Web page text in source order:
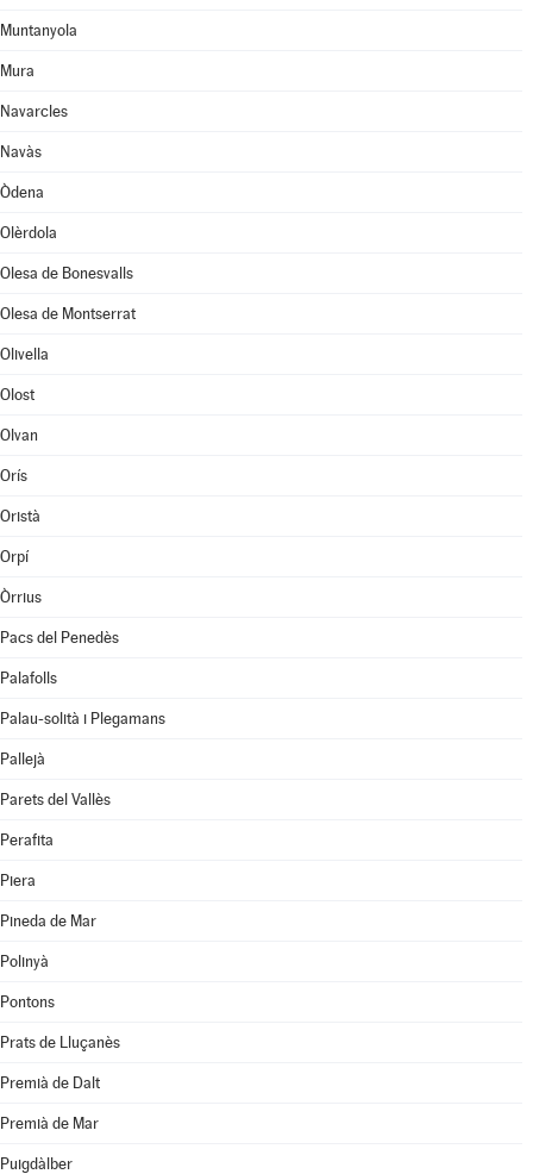
Muntanyola
Mura
Navarcles
Navàs
Òdena
Olèrdola
Olesa de Bonesvalls
Olesa de Montserrat
Olivella
Olost
Olvan
Orís
Oristà
Orpí
Òrrius
Pacs del Penedès
Palafolls
Palau-solità i Plegamans
Pallejà
Parets del Vallès
Perafita
Piera
Pineda de Mar
Polinyà
Pontons
Prats de Lluçanès
Premià de Dalt
Premià de Mar
Puigdàlber